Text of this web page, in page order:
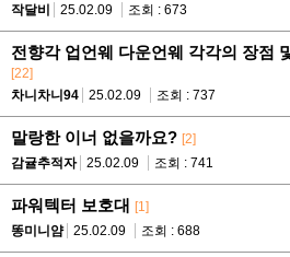
작달비
25.02.09 조회 : 673
전향각 업언웨 다운언웨 각각의 장점
[22]
차니차니94
25.02.09 조회 : 737
말랑한 이너 없을까요? [2]
감귤추적자
25.02.09 조회 : 741
파워텍터 보호대 [1]
똥미니얌
25.02.09 조회 : 688